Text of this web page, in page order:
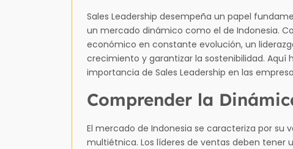
Sales Leadership desempeña un papel
un mercado dinámico como el de Indonesia.
económico en constante evolución, un
crecimiento y garantizar la sostenibilidad.
importancia de Sales Leadership en las
Comprender la
El mercado de Indonesia se caracteriza por su
multiétnica. Los líderes de ventas deben